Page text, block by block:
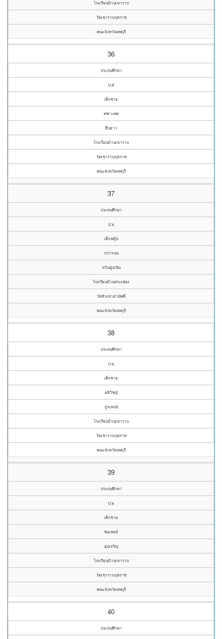
โรงเรียนบ้านเขาราบ
วัดเขาราบกุตราช
คณะจังหวัดลพบุรี
36
ประถมศึกษา
ป.๕
เด็กชาย
คฑาเทพ
ยืนยาว
โรงเรียนบ้านเขาราบ
วัดเขาราบกุตราช
คณะจังหวัดลพบุรี
37
ประถมศึกษา
ป.๖
เด็กหญิง
กรวรรณ
หวินสูงเนิน
โรงเรียนบ้านสระเพลง
วัดหัวเขาสามัคคี
คณะจังหวัดลพบุรี
38
ประถมศึกษา
ป.๖
เด็กชาย
อติวิชญ์
ภู่ระหงษ์
โรงเรียนบ้านเขาราบ
วัดเขาราบกุตราช
คณะจังหวัดลพบุรี
39
ประถมศึกษา
ป.๖
เด็กชาย
ชนะพงษ์
อุ่นเจริญ
โรงเรียนบ้านเขาราบ
วัดเขาราบกุตราช
คณะจังหวัดลพบุรี
40
ประถมศึกษา